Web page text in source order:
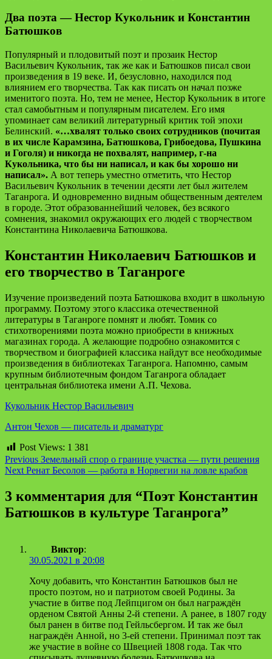
Два поэта — Нестор Кукольник и Константин
Батюшков
Популярный и плодовитый поэт и прозаик Нестор
Васильевич Кукольник, так же как и Батюшков писал свои
произведения в 19 веке. И, безусловно, находился под
влиянием его творчества. Так как писать он начал позже
именитого поэта. Но, тем не менее, Нестор Кукольник в итоге
стал самобытным и популярным писателем. Его имя
упоминает сам великий литературный критик той эпохи
Белинский. «…хвалят только своих сотрудников (почитая
в их числе Карамзина, Батюшкова, Грибоедова, Пушкина
и Гоголя) и никогда не похвалят, например, г-на
Кукольника, что бы ни написал, и как бы хорошо ни
написал». А вот теперь уместно отметить, что Нестор
Васильевич Кукольник в течении десяти лет был жителем
Таганрога. И одновременно видным общественным деятелем
в городе. Этот образованнейший человек, без всякого
сомнения, знакомил окружающих его людей с творчеством
Константина Николаевича Батюшкова.
Константин Николаевич Батюшков и
его творчество в Таганроге
Изучение произведений поэта Батюшкова входит в школьную
программу. Поэтому этого классика отечественной
литературы в Таганроге помнят и любят. Томик со
стихотворениями поэта можно приобрести в книжных
магазинах города. А желающие подробно ознакомится с
творчеством и биографией классика найдут все необходимые
произведения в библиотеках Таганрога. Напомню, самым
крупным библиотечным фондом Таганрога обладает
центральная библиотека имени А.П. Чехова.
Кукольник Нестор Васильевич
Антон Чехов — писатель и драматург
Post Views: 1 381
Continue
Reading
Previous Земельный спор о границе участка — пути решения
Next Ренат Бесолов — работа в Норвегии на ловле крабов
3 комментария для “Поэт Константин
Батюшков в культуре Таганрога”
Виктор:
30.05.2021 в 20:08
Хочу добавить, что Константин Батюшков был не
просто поэтом, но и патриотом своей Родины. За
участие в битве под Лейпцигом он был награждён
орденом Святой Анны 2-й степени. А ранее, в 1807 году
был ранен в битве под Гейльсбергом. И так же был
награждён Анной, но 3-ей степени. Принимал поэт так
же участие в войне со Швецией 1808 года. Так что